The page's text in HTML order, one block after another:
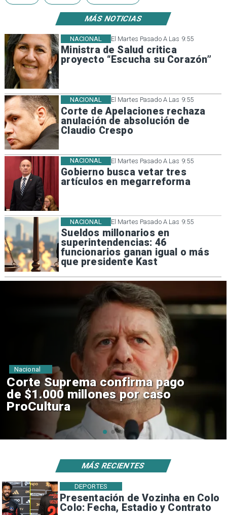
MÁS NOTICIAS
El Martes Pasado A Las 9:55
Ministra de Salud critica
proyecto “Escucha su Corazón”
NACIONAL
El Martes Pasado A Las 9:55
Corte de Apelaciones rechaza
anulación de absolución de
Claudio Crespo
NACIONAL
El Martes Pasado A Las 9:55
Gobierno busca vetar tres
artículos en megarreforma
NACIONAL
El Martes Pasado A Las 9:55
Sueldos millonarios en
superintendencias: 46
funcionarios ganan igual o más
que presidente Kast
NACIONAL
Codelco suspende
construcción de Andes Norte
en El Teniente por riesgos
sísmicos
Nacional
Presentación de Vozinha en Colo
Colo: Fecha, Estadio y Contrato
DEPORTES
MÁS RECIENTES